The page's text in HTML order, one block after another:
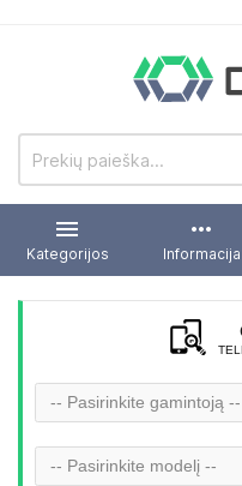

Kategorijos
more_horiz
Informacija
-- Pasirinkite gamintoją --
-- Pasirinkite modelį --